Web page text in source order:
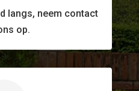
langs, neem contact
op.